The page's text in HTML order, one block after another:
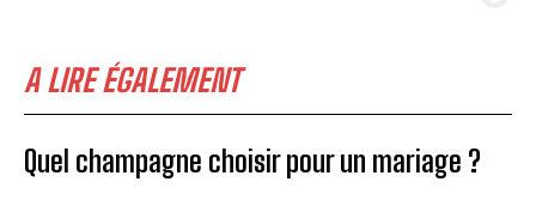
A LIRE ÉGALEMENT
Quel champagne choisir pour un mariage ?